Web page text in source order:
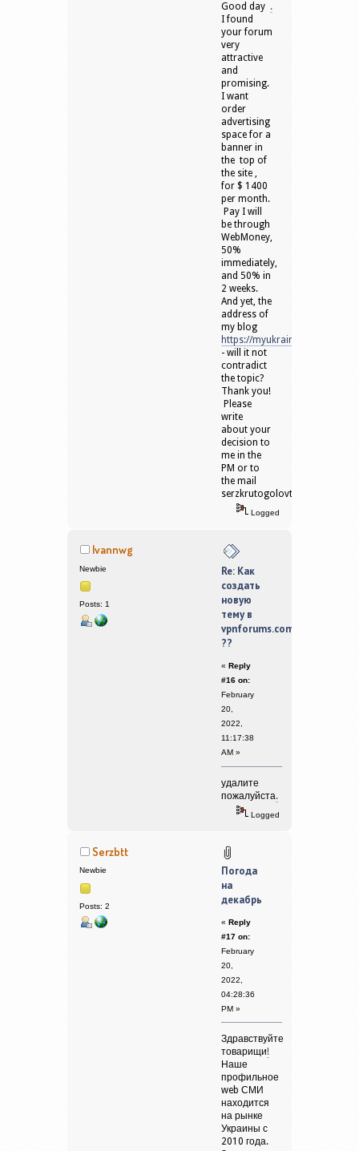
Good day .
I found
your forum
very
attractive
and
promising.
I want
order
advertising
space for a
banner in
the top of
the site ,
for $ 1400
per month.
Pay I will
be through
WebMoney,
50%
immediately,
and 50% in
2 weeks.
And yet, the
address of
my blog
https://myukraina.com.ua/
- will it not
contradict
the topic?
Thank you!
Please
write
about your
decision to
me in the
PM or to
the mail
Logged
Ivannwg
Newbie
Posts: 1
Re: Как
создать
новую
тему в
vpnforums.com
??
« Reply
#16 on:
February
20,
2022,
11:17:38
AM »
удалите
пожалуйста.
Logged
Serzbtt
Newbie
Posts: 2
Погода
на
декабрь
« Reply
#17 on:
February
20,
2022,
04:28:36
PM »
Здравствуйте
товарищи!
Наше
профильное
web СМИ
находится
на рынке
Украины с
2010 года.